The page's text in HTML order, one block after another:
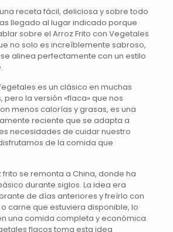
receta fácil, deliciosa y sobre todo
llegado al lugar indicado porque
sobre el Arroz Frito con Vegetales
no solo es increíblemente sabroso,
alinea perfectamente con un estilo
es un clásico en muchas
pero la versión «flaca» que nos
menos calorías y grasas, es una
reciente que se adapta a
necesidades de cuidar nuestro
de la comida que
frito se remonta a China, donde ha
durante siglos. La idea era
de días anteriores y freírlo con
carne que estuviera disponible, lo
una comida completa y económica.
flacos toma esta idea